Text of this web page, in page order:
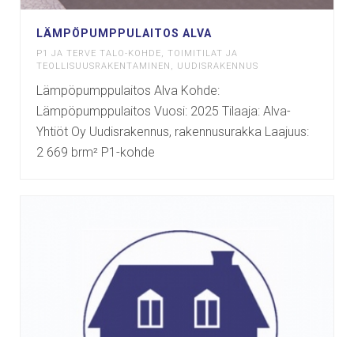
LÄMPÖPUMPPULAITOS ALVA
P1 JA TERVE TALO-KOHDE, TOIMITILAT JA
TEOLLISUUSRAKENTAMINEN , UUDISRAKENNUS
Lämpöpumppulaitos Alva Kohde:
Lämpöpumppulaitos Vuosi: 2025 Tilaaja: Alva-
Yhtiöt Oy Uudisrakennus, rakennusurakka Laajuus:
2 669 brm² P1-kohde